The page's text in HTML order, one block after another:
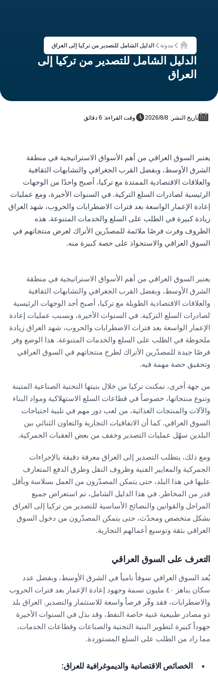
الرئيسية
مدونة الدليل الشامل للتصدير من تركيا إلى العراق
الدليل الشامل للتصدير من تركيا إلى
العراق
تاريخ النشر: 8‏/8‏/2026 وقت القراءة: 6 دقائق
يعتبر السوق العراقي من أهم الأسواق الاستراتيجية في منطقة
الشرق الأوسط، وبفضل القرب الجغرافي والتشابهات الثقافية
والعلاقات الاقتصادية الممتدة مع تركيا، أصبح واحدًا من الوجهات
الرئيسية لصادرات السلع التركية. في السنوات الأخيرة، ومع عمليات
إعادة الإعمار الواسعة بعد فترات الاضطرابات والحروب، شهد العراق
زيادة كبيرة في الطلب على السلع والخدمات المتنوعة. هذه
الظروف وفرت فرصًا ملائمة للمصدّرين الأتراك لعرض منتجاتهم في
السوق العراقي والاستحواذ على حصة كبيرة منه.
يعتبر السوق العراقي من أهم الأسواق الاستراتيجية في منطقة
الشرق الأوسط، وبفضل القرب الجغرافي والتشابهات الثقافية
والعلاقات الاقتصادية الطويلة مع تركيا، أصبح أحد الوجهات الرئيسية
لصادرات السلع التركية. في السنوات الأخيرة، وبسبب عمليات إعادة
الإعمار الواسعة بعد فترات الاضطرابات والحروب، شهد العراق زيادة
ملحوظة في الطلب على السلع والخدمات المتنوعة. هذا الوضع وفر
فرصًا جيدة للمصدّرين الأتراك لطرح منتجاتهم في السوق العراقي
وتحقيق حصة مهمة فيه.
من جهة أخرى، تمكنت تركيا من خلال بنيتها التحتية الصناعية المتينة
وتنوع منتجاتها، خصوصاً في قطاعات السلع الاستهلاكية ومواد البناء
والآلات والمنتجات الغذائية، من لعب دور مهم في تلبية احتياجات
السوق العراقي. كما أن الاتفاقيات التجارية والتعاون الثنائي بين
البلدين سهّل عمليات التصدير وخفف من بعض العقبات الجمركية.
ومع ذلك، يتطلب التصدير إلى العراق معرفة دقيقة بالإجراءات
الجمركية والمعايير الفنية وظروف النقل وطرق الدفع المتعارف
عليها في هذا البلد، حتى يتمكن المصدّرون من العمل بسلاسة وبأقل
قدر من المخاطر. في هذا الدليل الشامل، تم استعراض جميع
المراحل والقوانين والنصائح الأساسية للتصدير من تركيا إلى العراق
بشكل متخصص ومحدّث، حتى يتمكن المصدّرون من دخول السوق
العراقي بثقة وتوسيع أعمالهم التجارية.
التعرف على السوق العراقي
يُعد السوق العراقي سوقاً نامياً في الشرق الأوسط، وبفضل عدد
سكان يناهز ٤٠ مليون نسمة وجهود إعادة الإعمار بعد فترات الحروب
والاضطرابات، فقد وفّر فرصاً واسعة للاستثمار والتصدير. العراق بلد
ذو مصادر طبيعية غنية خاصة النفط، وقد بذل في السنوات الأخيرة
جهوداً كبيرة لتطوير البنية التحتية والصناعات وقطاعات الخدمات،
مما زاد من الطلب على السلع المستوردة.
الخصائص الاقتصادية والديموغرافية للعراق: